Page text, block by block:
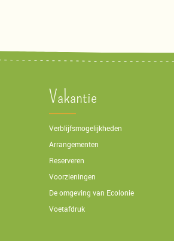
Vakantie
Verblijfsmogelijkheden
Arrangementen
Reserveren
Voorzieningen
De omgeving van Ecolonie
Voetafdruk